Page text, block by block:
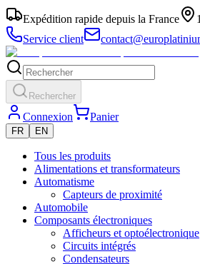
Expédition rapide depuis la France
Service client
Rechercher
Connexion Panier
FR EN
Tous les produits
Alimentations et transformateurs
Automatisme
Capteurs de proximité
Automobile
Composants électroniques
Afficheurs et optoélectronique
Circuits intégrés
Condensateurs